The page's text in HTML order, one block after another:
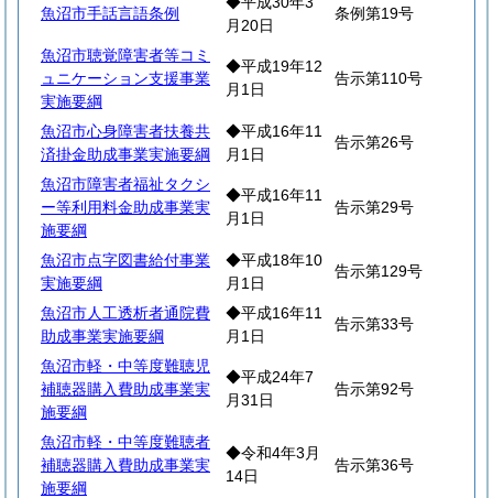
魚沼市手話言語条例
月20日
条例第19号
魚沼市聴覚障害者等コミ
ュニケーション支援事業
実施要綱
◆平成19年12
月1日
告示第110号
魚沼市心身障害者扶養共
済掛金助成事業実施要綱
◆平成16年11
月1日
告示第26号
魚沼市障害者福祉タクシ
ー等利用料金助成事業実
施要綱
◆平成16年11
月1日
告示第29号
魚沼市点字図書給付事業
実施要綱
◆平成18年10
月1日
告示第129号
魚沼市人工透析者通院費
助成事業実施要綱
◆平成16年11
月1日
告示第33号
魚沼市軽・中等度難聴児
補聴器購入費助成事業実
施要綱
◆平成24年7
月31日
告示第92号
魚沼市軽・中等度難聴者
補聴器購入費助成事業実
施要綱
◆令和4年3月
14日
告示第36号